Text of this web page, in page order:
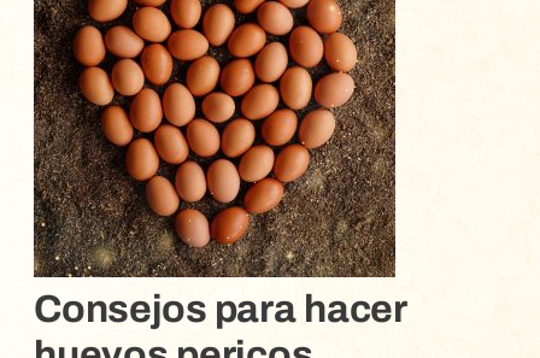
Consejos para hacer